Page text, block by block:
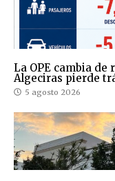
La OPE cambia
Algeciras pierde
5 agosto 2026